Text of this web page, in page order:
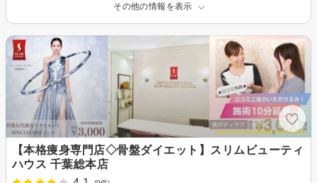
その他の情報を表示
【本格痩身専門店◇骨盤ダイエット】スリムビューティ
ハウス 千葉総本店